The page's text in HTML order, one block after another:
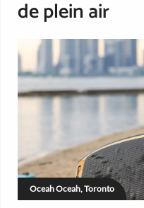
de plein air
Oceah Oceah, Toronto